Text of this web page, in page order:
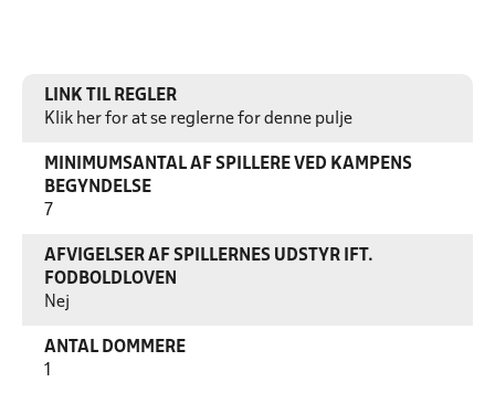
LINK TIL REGLER
Klik her for at se reglerne for denne pulje
MINIMUMSANTAL AF SPILLERE VED KAMPENS
BEGYNDELSE
7
AFVIGELSER AF SPILLERNES UDSTYR IFT.
FODBOLDLOVEN
Nej
ANTAL DOMMERE